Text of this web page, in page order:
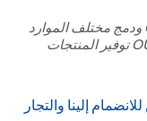
للاستفادة من مزايا تكنولوجيا ومنصة OUPAI ودمج مختلف الموارد
الزائدة في السلسلة الصناعية ، يمكن لـ OUPAI توفير المنتجات
إلينا والتجار